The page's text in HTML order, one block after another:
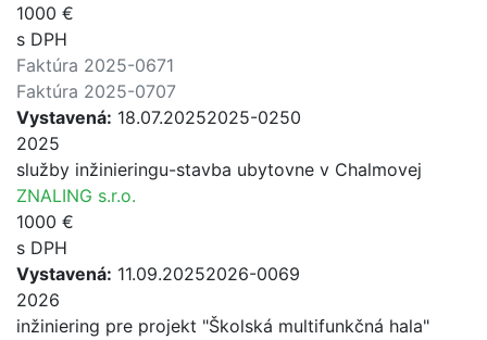
1000 €
s DPH
Faktúra 2025-0671
Faktúra 2025-0707
Vystavená: 18.07.20252025-0250
2025
služby inžinieringu-stavba ubytovne v Chalmovej
ZNALING s.r.o.
1000 €
s DPH
Vystavená: 11.09.20252026-0069
2026
inžiniering pre projekt "Školská multifunkčná hala"